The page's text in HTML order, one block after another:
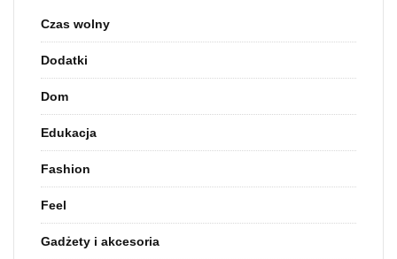
Czas wolny
Dodatki
Dom
Edukacja
Fashion
Feel
Gadżety i akcesoria